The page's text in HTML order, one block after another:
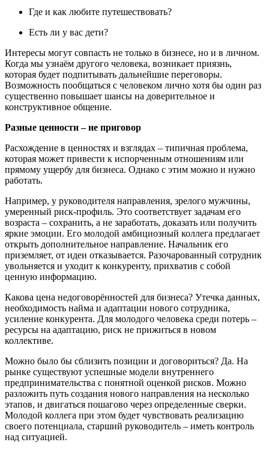
Где и как любите путешествовать?
Есть ли у вас дети?
Интересы могут совпасть не только в бизнесе, но и в личном.
Когда мы узнаём другого человека, возникает приязнь,
которая будет подпитывать дальнейшие переговоры.
Возможность пообщаться с человеком лично хотя бы один раз
существенно повышает шансы на доверительное и
конструктивное общение.
Разные ценности – не приговор
Расхождение в ценностях и взглядах – типичная проблема,
которая может привести к испорченным отношениям или
прямому ущербу для бизнеса. Однако с этим можно и нужно
работать.
Например, у руководителя направления, зрелого мужчины,
умеренный риск-профиль. Это соответствует задачам его
возраста – сохранить, а не заработать, доказать или получить
яркие эмоции. Его молодой амбициозный коллега предлагает
открыть дополнительное направление. Начальник его
приземляет, от идеи отказывается. Разочарованный сотрудник
увольняется и уходит к конкуренту, прихватив с собой
ценную информацию.
Какова цена недоговорённостей для бизнеса? Утечка данных,
необходимость найма и адаптации нового сотрудника,
усиление конкурента. Для молодого человека среди потерь –
ресурсы на адаптацию, риск не прижиться в новом
коллективе.
Можно было бы сблизить позиции и договориться? Да. На
рынке существуют успешные модели внутреннего
предпринимательства с понятной оценкой рисков. Можно
разложить путь создания нового направления на несколько
этапов, и двигаться пошагово через определенные сверки.
Молодой коллега при этом будет чувствовать реализацию
своего потенциала, старший руководитель – иметь контроль
над ситуацией.